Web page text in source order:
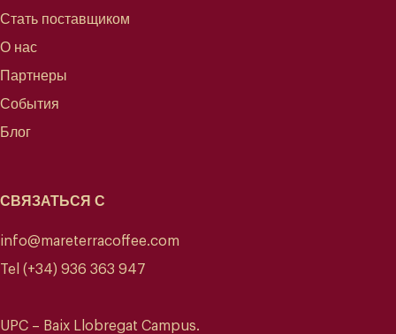
Стать поставщиком
О нас
Партнеры
События
Блог
СВЯЗАТЬСЯ С
info@mareterracoffee.com
Tel (+34) 936 363 947
UPC – Baix Llobregat Campus.